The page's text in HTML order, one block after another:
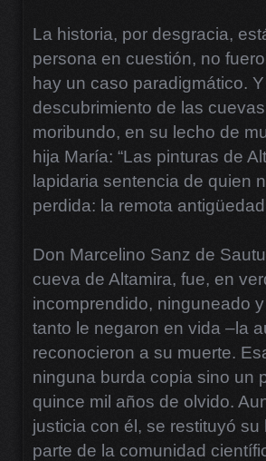
La historia, por desgracia,
persona en cuestión, no
hay un caso paradigmático.
descubrimiento de las
moribundo, en su lecho de
hija María: “Las pinturas de
lapidaria sentencia de quien
perdida: la remota
Don Marcelino Sanz de
cueva de Altamira, fue, en
incomprendido, ninguneado
tanto le negaron en vida –la
reconocieron a su muerte.
ninguna burda copia sino un
quince mil años de olvido.
justicia con él, se restituyó
parte de la comunidad